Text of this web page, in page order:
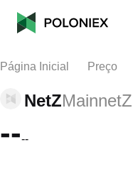
Página Inicial Preço
NetZMainnetZ
----